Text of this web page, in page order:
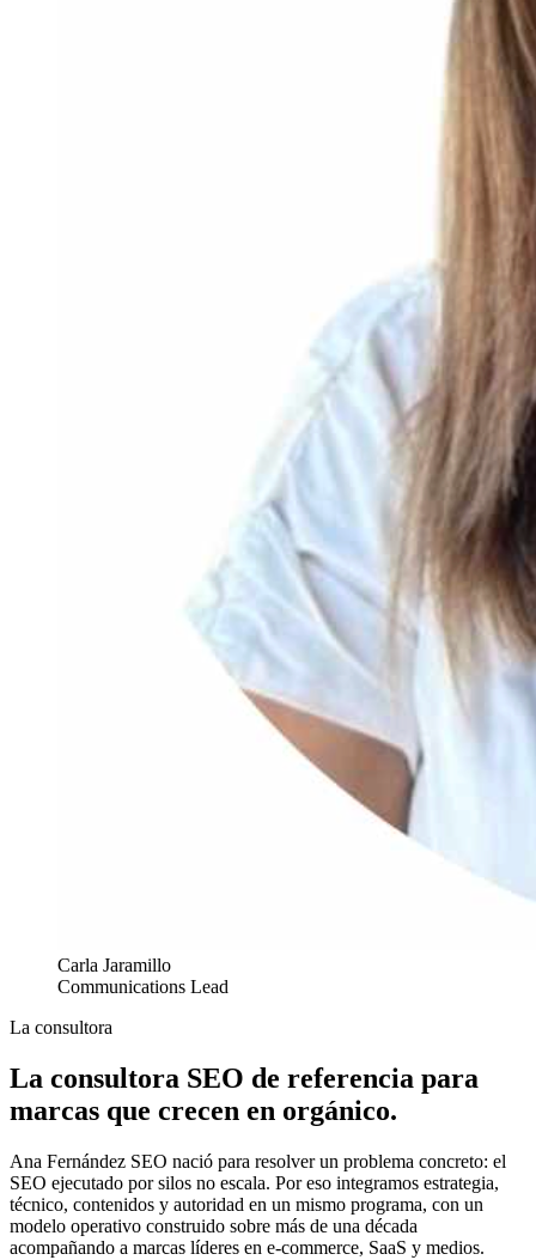
Carla Jaramillo
Communications Lead
La consultora
La consultora SEO de referencia para
marcas que crecen en orgánico.
Ana Fernández SEO nació para resolver un problema concreto: el
SEO ejecutado por silos no escala. Por eso integramos estrategia,
técnico, contenidos y autoridad en un mismo programa, con un
modelo operativo construido sobre más de una década
acompañando a marcas líderes en e-commerce, SaaS y medios.